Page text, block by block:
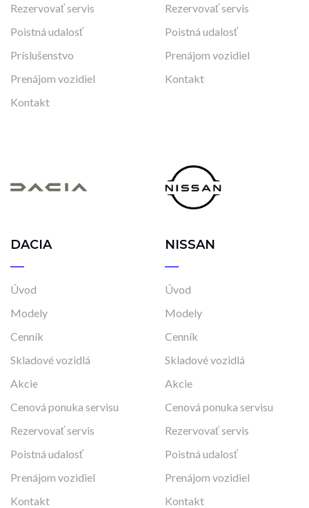
Rezervovať servis
Poistná udalosť
Príslušenstvo
Prenájom vozidiel
Kontakt
Rezervovať servis
Poistná udalosť
Prenájom vozidiel
Kontakt
DACIA
Úvod
Modely
Cenník
Skladové vozidlá
Akcie
Cenová ponuka servisu
Rezervovať servis
Poistná udalosť
Prenájom vozidiel
Kontakt
NISSAN
Úvod
Modely
Cenník
Skladové vozidlá
Akcie
Cenová ponuka servisu
Rezervovať servis
Poistná udalosť
Prenájom vozidiel
Kontakt